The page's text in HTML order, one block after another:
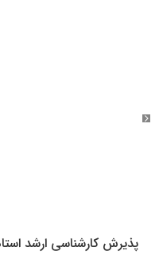
پذیرش کارشناسی ارشد استاد